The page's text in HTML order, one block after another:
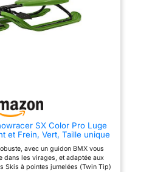
SX Color Pro Luge
et Frein, Vert, Taille unique
avec un guidon BMX vous
dans les virages, et adaptée aux
Skis à pointes jumelées (Twin Tip)